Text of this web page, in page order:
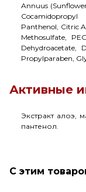
Annuus
Cocamidopropyl
Panthenol, Citric
Methosulfate,
Dehydroacetate,
Propylparaben,
Активные
Экстракт алоэ,
пантенол.
С этим